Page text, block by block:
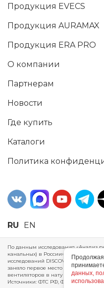
Продукция EVECS
Продукция AURAMAX
Продукция ERA PRO
О компании
Партнерам
Новости
Где купить
Каталоги
Политика
RU EN
По данным исследования «Анализ
канальных) в России»,
исследований DISCOVERY
заняло первое место по
вентиляторов в натуральном и
Источники: ФТС РФ, ФСГС РФ,
Продолжая
данных,